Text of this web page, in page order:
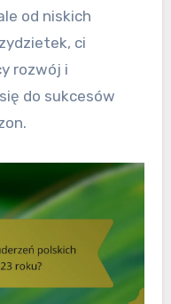
od niskich
ci
rozwój i
do sukcesów